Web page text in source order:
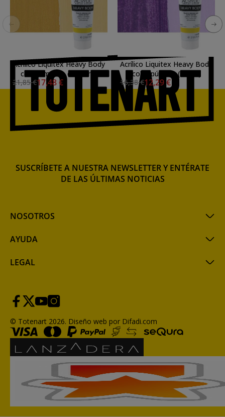
Acrílico Liquitex Heavy Body
color amarillo de Marte
(138 ml) s1
21,85 €17,48 €
Acrílico Liquitex Heavy Body
color púrpura (59 ml)
16,38 €12,29 €
NOSOTROS
AYUDA
LEGAL
SUSCRÍBETE A NUESTRA NEWSLETTER Y ENTÉRATE
DE LAS ÚLTIMAS NOTICIAS
© Totenart 2026. Diseño web por Difadi.com